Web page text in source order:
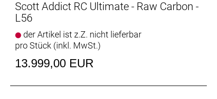
Scott Addict RC Ultimate - Raw Carbon -
L56
der Artikel ist z.Z. nicht lieferbar
pro Stück (inkl. MwSt.)
13.999,00 EUR